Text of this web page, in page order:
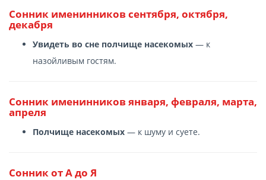
Сонник именинников сентября, октября,
декабря
Увидеть во сне полчище насекомых — к
назойливым гостям.
Сонник именинников января, февраля, марта,
апреля
Полчище насекомых — к шуму и суете.
Сонник от А до Я